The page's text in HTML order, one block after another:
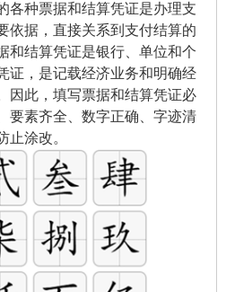
各种票据和结算凭证是办理支
依据，直接关系到支付结算的
和结算凭证是银行、单位和个
证，是记载经济业务和明确经
因此，填写票据和结算凭证必
要素齐全、数字正确、字迹清
止涂改。